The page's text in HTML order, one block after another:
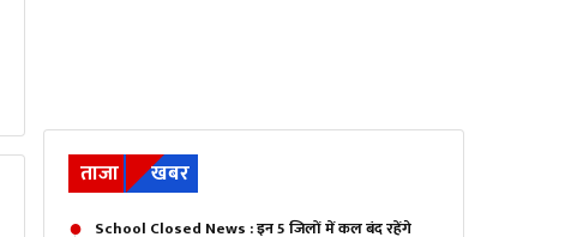
ताजा खबर
School Closed News : इन 5 जिलों में कल बंद रहेंगे